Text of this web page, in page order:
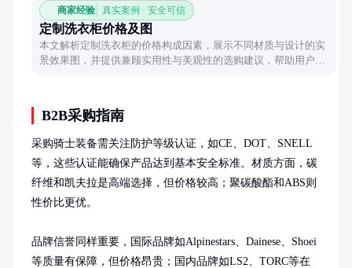
商家经验 真实案例 · 安全可信
定制洗衣柜价格及图
本文解析定制洗衣柜的价格构成因素，展示不同材质与设计的实
景效果图，并提供兼顾实用性与美观性的选购建议，帮助用户找
B2B采购指南
采购骑士装备需关注防护等级认证，如CE、DOT、SNELL
等，这些认证能确保产品达到基本安全标准。材质方面，碳
纤维和凯夫拉是高端选择，但价格较高；聚碳酸酯和ABS则
性价比更优。
品牌信誉同样重要，国际品牌如Alpinestars、Dainese、Shoei
等质量有保障，但价格昂贵；国内品牌如LS2、TORC等在